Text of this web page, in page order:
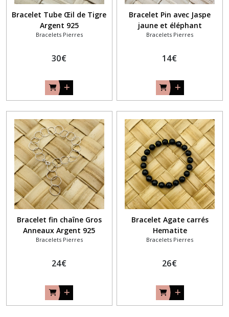
Bracelet Tube Œil de Tigre
Argent 925
Bracelets Pierres
30€
Bracelet Pin avec Jaspe
jaune et éléphant
Bracelets Pierres
14€
Bracelet fin chaîne Gros
Anneaux Argent 925
Bracelets Pierres
24€
Bracelet Agate carrés
Hematite
Bracelets Pierres
26€